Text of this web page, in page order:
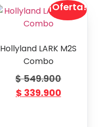
¡Oferta!
Hollyland LARK M2S
Combo
$549.900
$ 339.900